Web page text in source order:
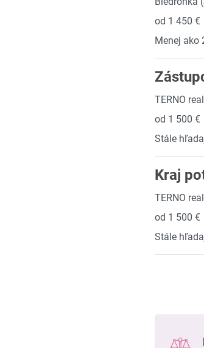
od 1 450 €
Menej ako
TERNO
od 1 500 €
Stále
Kraj
TERNO
od 1 500 €
Stále